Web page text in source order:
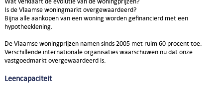
Is de Vlaamse woningmarkt overgewaardeerd?
Bijna alle aankopen van een woning worden gefinancierd met een
hypotheeklening.
De Vlaamse woningprijzen namen sinds 2005 met ruim 60 procent toe.
Verschillende internationale organisaties waarschuwen nu dat onze
vastgoedmarkt overgewaardeerd is.
Leencapaciteit